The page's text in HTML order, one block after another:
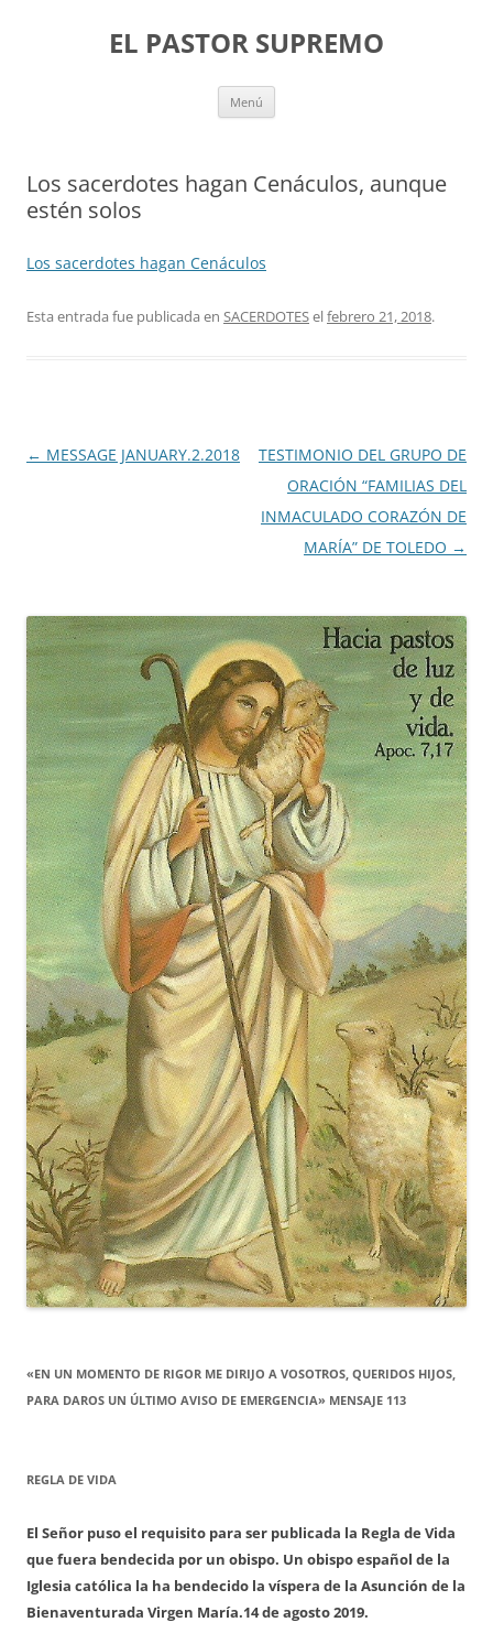
EL PASTOR SUPREMO
Menú
Los sacerdotes hagan Cenáculos, aunque
estén solos
Los sacerdotes hagan Cenáculos
Esta entrada fue publicada en SACERDOTESelfebrero 21, 2018.
Navegación
← MESSAGE JANUARY.2.2018
TESTIMONIO DEL GRUPO DE
ORACIÓN “FAMILIAS DEL
INMACULADO CORAZÓN DE
MARÍA” DE TOLEDO →
«EN UN MOMENTO DE RIGOR ME DIRIJO A VOSOTROS, QUERIDOS HIJOS,
PARA DAROS UN ÚLTIMO AVISO DE EMERGENCIA» MENSAJE 113
REGLA DE VIDA
El Señor puso el requisito para ser publicada la Regla de Vida
que fuera bendecida por un obispo. Un obispo español de la
Iglesia católica la ha bendecido la víspera de la Asunción de la
Bienaventurada Virgen María.14 de agosto 2019.